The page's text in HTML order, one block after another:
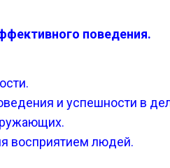
поведения.
и успешности в
восприятием людей.